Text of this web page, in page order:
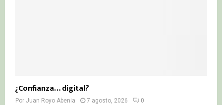
¿Confianza… digital?
Por Juan Royo Abenia 7 agosto, 2026 0